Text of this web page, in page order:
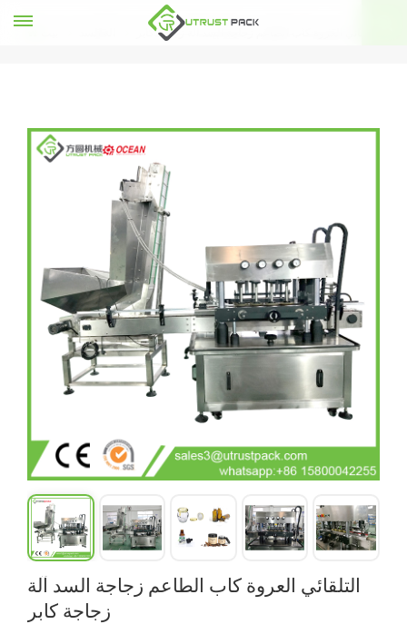
التلقائي العروة كاب الطاعم زجاجة السد آلة زجاجة كابر
التلقائي العروة كاب الطاعم زجاجة السد آلة
زجاجة كابر